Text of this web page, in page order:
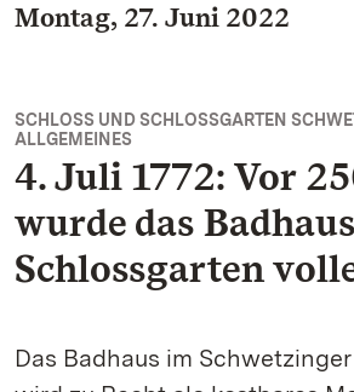
Montag, 27. Juni 2022
SCHLOSS UND SCHLOSSGARTEN
ALLGEMEINES
4. Juli 1772: Vor
wurde das
Schlossgarten
Das Badhaus im